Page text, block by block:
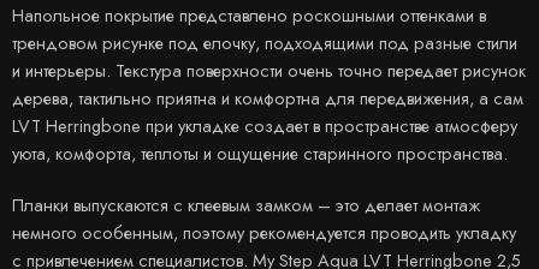
Напольное покрытие представлено роскошными оттенками в
трендовом рисунке под елочку, подходящими под разные стили
и интерьеры. Текстура поверхности очень точно передает рисунок
дерева, тактильно приятна и комфортна для передвижения, а сам
LVT Herringbone при укладке создает в пространстве атмосферу
уюта, комфорта, теплоты и ощущение старинного пространства.
Планки выпускаются с клеевым замком – это делает монтаж
немного особенным, поэтому рекомендуется проводить укладку
с привлечением специалистов. My Step Aqua LVT Herringbone 2,5